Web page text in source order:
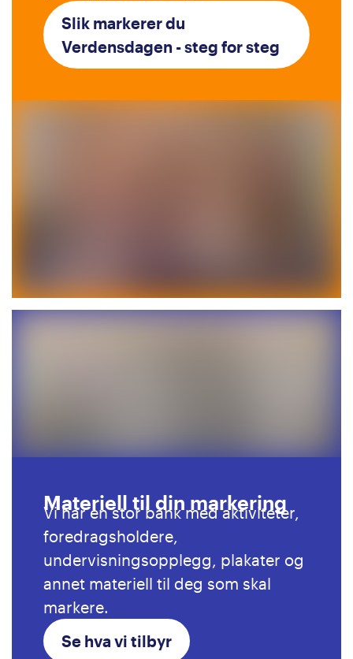
Slik markerer du
Verdensdagen - steg for steg
Materiell til din markering
Vi har en stor bank med aktiviteter,
foredragsholdere,
undervisningsopplegg, plakater og
annet materiell til deg som skal
markere.
Se hva vi tilbyr